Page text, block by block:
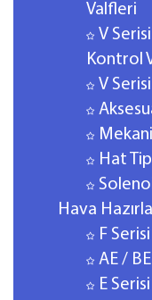
Valfleri
V
Kontrol
V
Hat
Hava
F
AE /
E